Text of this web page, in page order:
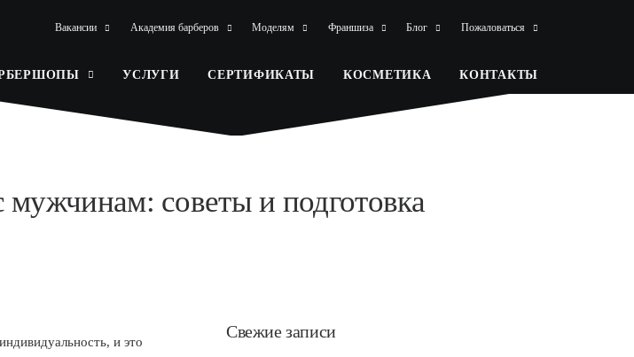
Вакансии Академия барберов Моделям Франшиза Блог Пожаловаться
УСЛУГИ СЕРТИФИКАТЫ КОСМЕТИКА КОНТАКТЫ
советы и подготовка
и это
Свежие записи